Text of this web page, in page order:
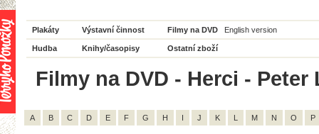
Plakáty Výstavní činnost Filmy na DVD English version
Hudba Knihy/časopisy Ostatní zboží
Filmy na DVD - Herci -
A B C D E F G H I J K L M N O P